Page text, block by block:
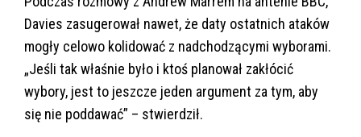
Davies zasugerował nawet, że daty ostatnich ataków
mogły celowo kolidować z nadchodzącymi wyborami.
„Jeśli tak właśnie było i ktoś planował zakłócić
wybory, jest to jeszcze jeden argument za tym, aby
się nie poddawać” – stwierdził.